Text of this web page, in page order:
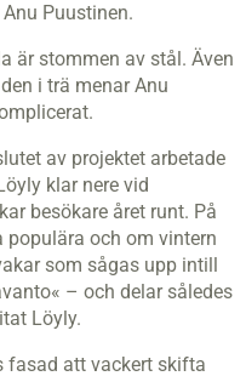
Puustinen.
är stommen av stål. Även
i trä menar Anu
av projektet arbetade
klar nere vid
besökare året runt. På
populära och om vintern
som sågas upp intill
– och delar således
Löyly.
fasad att vackert skifta